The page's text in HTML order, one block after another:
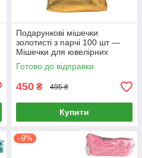
Подарункові мішечки
золотисті з парчі 100 шт —
Мішечки для ювелірних
виробів та сувенірів (10х15
см)
Готово до відправки
450 ₴ 495 ₴
Купити
–9%